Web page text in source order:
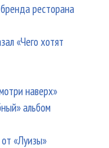
ресторана
«Чего хотят
наверх»
альбом
«Луизы»